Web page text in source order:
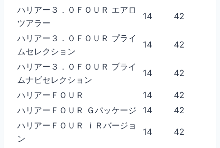
ハリアー３．０ＦＯＵＲ エアロ
ツアラー
14 42
ハリアー３．０ＦＯＵＲ プライ
ムセレクション
14 42
ハリアー３．０ＦＯＵＲ プライ
ムナビセレクション
14 42
ハリアーＦＯＵＲ 14
42
ハリアーＦＯＵＲ Ｇパッケージ
14
42
ハリアーＦＯＵＲ ｉＲバージョ
ン
14 42